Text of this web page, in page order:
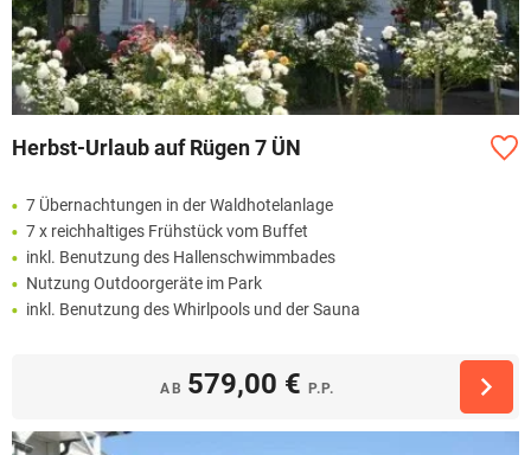
Herbst-Urlaub auf Rügen 7 ÜN
7 Übernachtungen in der Waldhotelanlage
7 x reichhaltiges Frühstück vom Buffet
inkl. Benutzung des Hallenschwimmbades
Nutzung Outdoorgeräte im Park
inkl. Benutzung des Whirlpools und der Sauna
AB 579,00 € P.P.